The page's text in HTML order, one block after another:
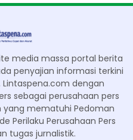
media massa portal berita
penyajian informasi terkini
dengan
sebagai perusahaan pers
mematuhi Pedoman
Perilaku Perusahaan Pers
tugas jurnalistik.